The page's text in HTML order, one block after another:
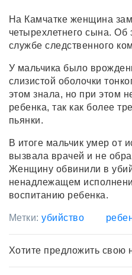
На Камчатке женщина
четырехлетнего сына.
службе следственного
У мальчика было
слизистой оболочки
этом знала, но при этом
ребенка, так как более
пьянки.
В итоге мальчик умер от
вызвала врачей и не
Женщину обвинили в
ненадлежащем
воспитанию ребенка.
Метки:убийство
Хотите предложить свою